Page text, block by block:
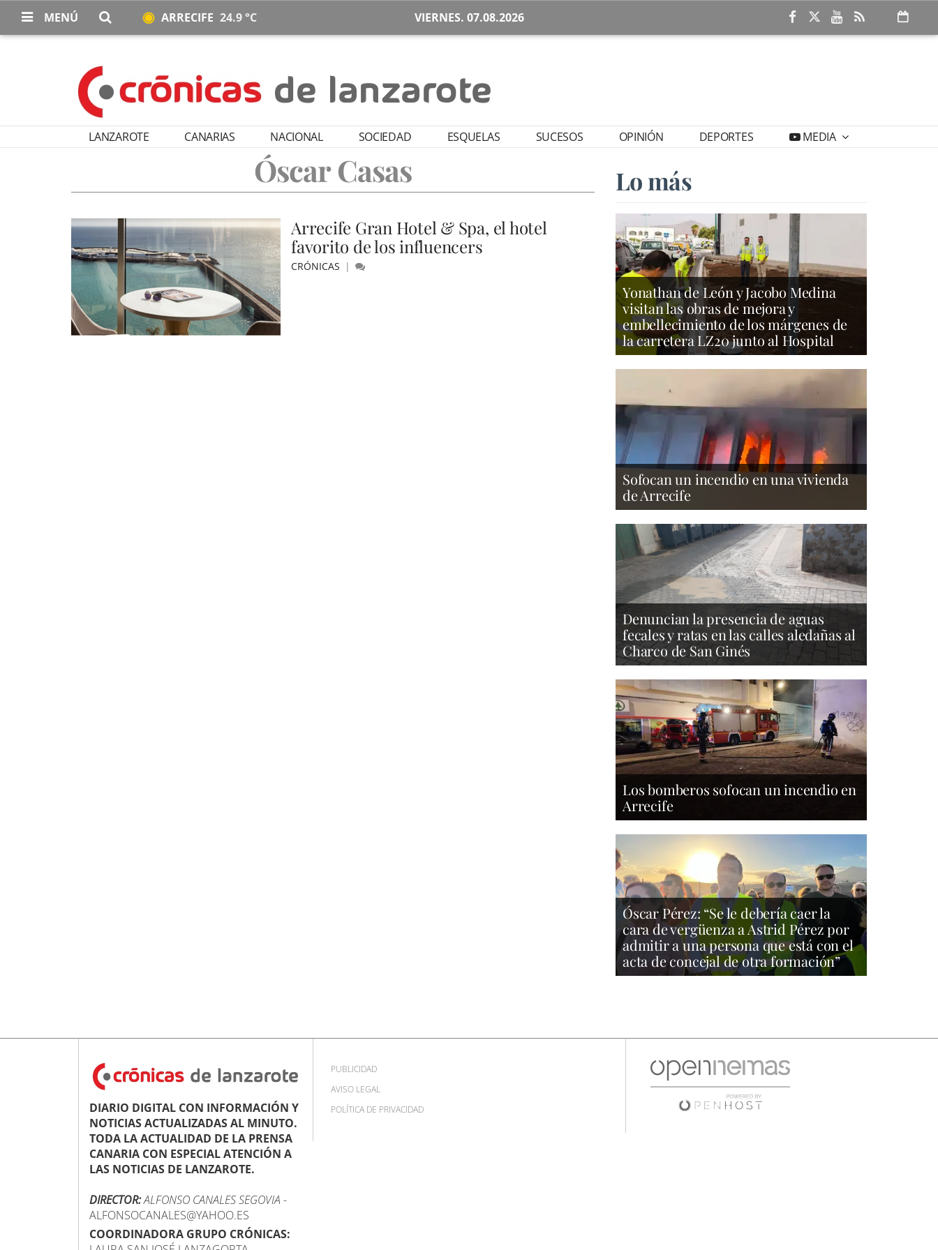
MENÚ ARRECIFE 24.9 °C VIERNES. 07.08.2026
LANZAROTE CANARIAS NACIONAL SOCIEDAD ESQUELAS SUCESOS OPINIÓN DEPORTES MEDIA
Óscar Casas
Arrecife Gran Hotel & Spa, el hotel
favorito de los influencers
CRÓNICAS
Lo más
Yonathan de León y Jacobo Medina
visitan las obras de mejora y
embellecimiento de los márgenes de
la carretera LZ20 junto al Hospital
Sofocan un incendio en una vivienda
de Arrecife
Denuncian la presencia de aguas
fecales y ratas en las calles aledañas al
Charco de San Ginés
Los bomberos sofocan un incendio en
Arrecife
Óscar Pérez: “Se le debería caer la
cara de vergüenza a Astrid Pérez por
admitir a una persona que está con el
acta de concejal de otra formación”
DIARIO DIGITAL CON INFORMACIÓN Y
NOTICIAS ACTUALIZADAS AL MINUTO.
TODA LA ACTUALIDAD DE LA PRENSA
CANARIA CON ESPECIAL ATENCIÓN A
LAS NOTICIAS DE LANZAROTE.
DIRECTOR:ALFONSO CANALES SEGOVIA -
ALFONSOCANALES@YAHOO.ES
COORDINADORA GRUPO CRÓNICAS:
PUBLICIDAD
AVISO LEGAL
POLÍTICA DE PRIVACIDAD